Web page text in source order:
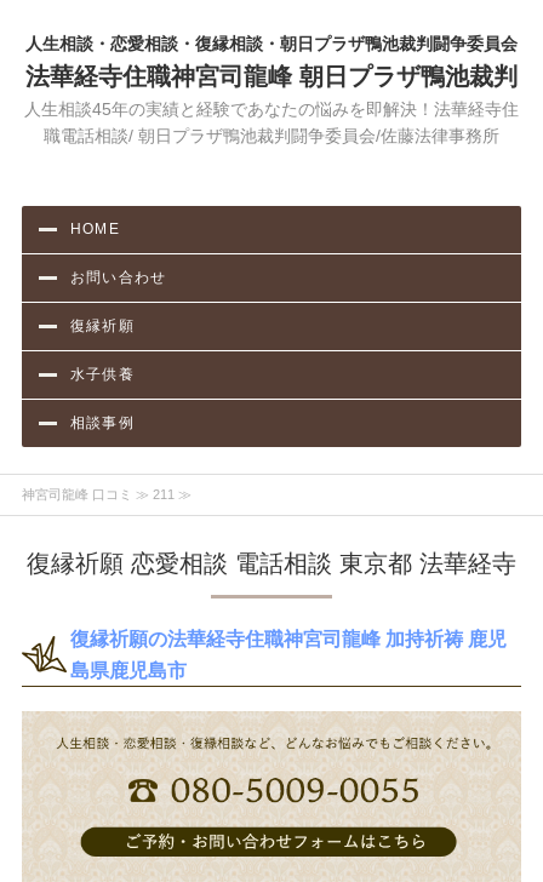
人生相談・恋愛相談・復縁相談・朝日プラザ鴨池裁判闘争委員会
法華経寺住職神宮司龍峰 朝日プラザ鴨池裁判
人生相談45年の実績と経験であなたの悩みを即解決！法華経寺住
職電話相談/ 朝日プラザ鴨池裁判闘争委員会/佐藤法律事務所
HOME
お問い合わせ
復縁祈願
水子供養
相談事例
神宮司龍峰 口コミ ≫ 211 ≫
復縁祈願 恋愛相談 電話相談 東京都 法華経寺
復縁祈願の法華経寺住職神宮司龍峰 加持祈祷 鹿児
島県鹿児島市